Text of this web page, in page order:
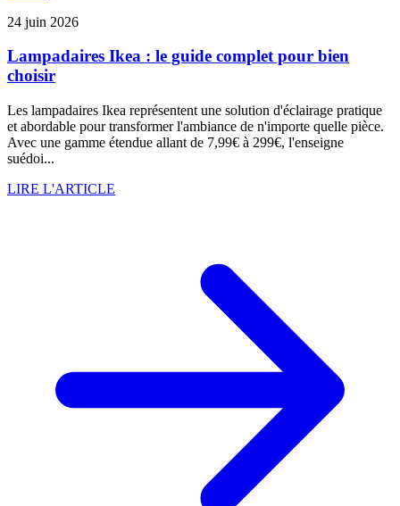
24 juin 2026
Lampadaires Ikea : le guide complet pour bien
choisir
Les lampadaires Ikea représentent une solution d'éclairage pratique
et abordable pour transformer l'ambiance de n'importe quelle pièce.
Avec une gamme étendue allant de 7,99€ à 299€, l'enseigne
suédoi...
LIRE L'ARTICLE